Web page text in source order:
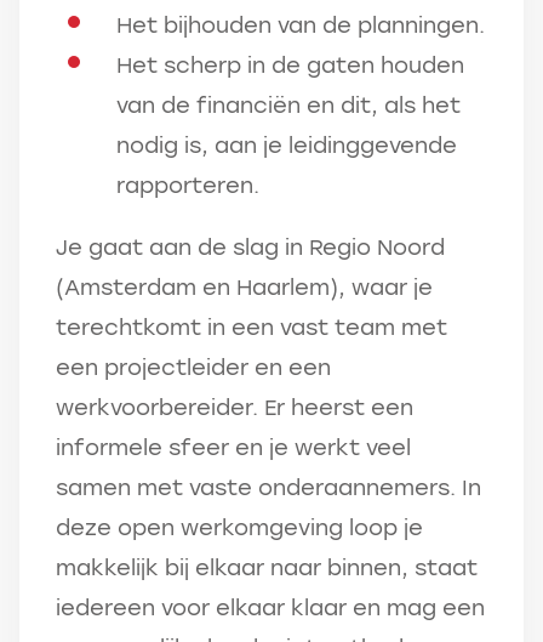
Het bijhouden van de planningen.
Het scherp in de gaten houden
van de financiën en dit, als het
nodig is, aan je leidinggevende
rapporteren.
Je gaat aan de slag in Regio Noord
(Amsterdam en Haarlem), waar je
terechtkomt in een vast team met
een projectleider en een
werkvoorbereider. Er heerst een
informele sfeer en je werkt veel
samen met vaste onderaannemers. In
deze open werkomgeving loop je
makkelijk bij elkaar naar binnen, staat
iedereen voor elkaar klaar en mag een